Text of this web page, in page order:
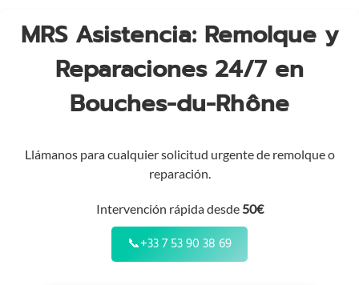
MRS Asistencia: Remolque y
Reparaciones 24/7 en
Bouches-du-Rhône
Llámanos para cualquier solicitud urgente de remolque o
reparación.
Intervención rápida desde 50€
📞+33 7 53 90 38 69